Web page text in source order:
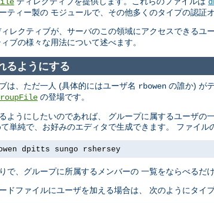
ティー製の モジュールで、その他多くのタイプの認証
レクティブが、サーバのこの領域にアクセスできるユ
ブの様々な用法について述べます。
るようにする
は、ただ一人 (具体的にはユーザ名 rbowen の誰か) が
の登場です。
ようにしたいのであれば、 グループに属するユーザ
単純で、お好みのエディタで生成できます。 ファイル
dpitts sungo rshersey
で、グループに所属するメンバーの 一覧をならべるだけ
ドファイルにユーザを加える場合は、 次のようにタイ